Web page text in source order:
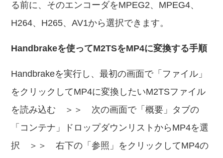
る前に、そのエンコーダをMPEG2、MPEG4、
H264、H265、AV1から選択できます。
Handbrakeを使ってM2TSをMP4に変換する手順
Handbrakeを実行し、最初の画面で「ファイル」
をクリックしてMP4に変換したいM2TSファイル
を読み込む ＞＞ 次の画面で「概要」タブの
「コンテナ」ドロップダウンリストからMP4を選
択 ＞＞ 右下の「参照」をクリックしてMP4の